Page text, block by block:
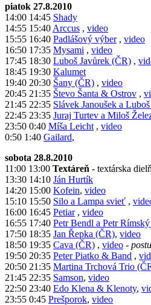
piatok 27.8.2010
14:00 14:45 Shady
14:55 15:40 Arccus , video
15:55 16:40 Padlášový výber, video
16:50 17:35 Mysami , video
17:45 18:30 Luboš Javůrek (ČR) ,
18:45 19:30 Kalumet
19:40 20:30 Šany (ČR) , video
20:45 21:35 Števo Šanta & Ostrov ,
21:45 22:35 Slávek Janoušek a
22:45 23:35 Juraj Turtev a Miloš
23:50 0:40 Míša Leicht , video
0:50 1:40 Gailard,
sobota 28.8.2010
11:00 13:00 Textáreň - textárska
13:30 14:10 Ján Hurtík
14:20 15:00 Kofein, video
15:10 15:50 Silo a Lampa svieť ,
16:00 16:45 Petiar, video
16:55 17:40 Petr Bendl a Petr
17:50 18:35 Jan Řepka (ČR), video
18:50 19:35 Cava (ČR) , video -
19:50 20:35 Peter Piatko & Band ,
20:50 21:35 Martina Trchová Trio
21:45 22:35 Samson, video
22:50 23:40 Edo Klena & Klenoty,
23:55 0:45 Prešporok, video